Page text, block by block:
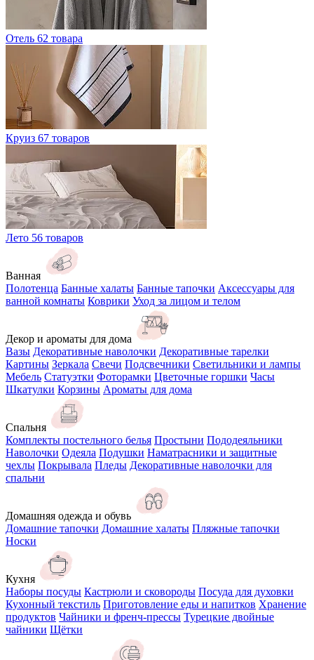
Отель 62 товара
Круиз 67 товаров
Лето 56 товаров
Ванная
Полотенца Банные халаты Банные тапочки Аксессуары для
ванной комнаты Коврики Уход за лицом и телом
Декор и ароматы для дома
Вазы Декоративные наволочки Декоративные тарелки
Картины Зеркала Свечи Подсвечники Светильники и лампы
Мебель Статуэтки Фоторамки Цветочные горшки Часы
Шкатулки Корзины Ароматы для дома
Спальня
Комплекты постельного белья Простыни Пододеяльники
Наволочки Одеяла Подушки Наматрасники и защитные
чехлы Покрывала Пледы Декоративные наволочки для
спальни
Домашняя одежда и обувь
Домашние тапочки Домашние халаты Пляжные тапочки
Носки
Кухня
Наборы посуды Кастрюли и сковороды Посуда для духовки
Кухонный текстиль Приготовление еды и напитков Хранение
продуктов Чайники и френч-прессы Турецкие двойные
чайники Щётки